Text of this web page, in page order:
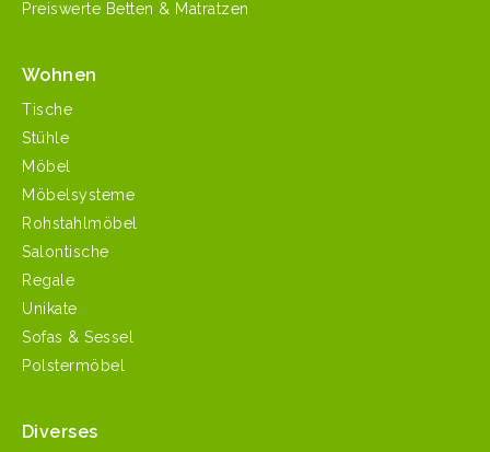
Preiswerte Betten & Matratzen
Wohnen
Tische
Stühle
Möbel
Möbelsysteme
Rohstahlmöbel
Salontische
Regale
Unikate
Sofas & Sessel
Polstermöbel
Diverses